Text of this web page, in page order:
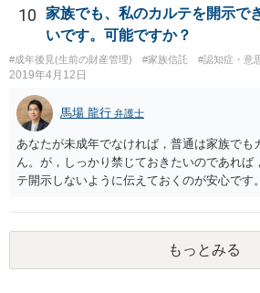
10
家族でも、私のカルテを開示で
いです。可能ですか？
#成年後見(生前の財産管理) #家族信託 #認知症・意
2019年4月12日
馬場 龍行 弁護士
あなたが未成年でなければ，普通は家族でも
ん。が，しっかり禁じておきたいのであれば
テ開示しないように伝えておくのが安心です
可能性は低いのでコストパフォーマンスとし
がします。
もっとみる